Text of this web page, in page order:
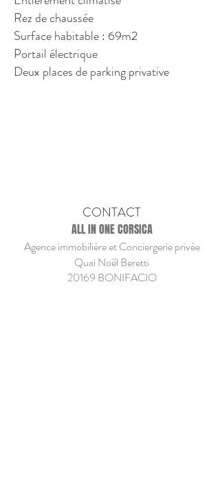
Rez de chaussée
Surface habitable : 69m2
Portail électrique
Deux places de parking privative
CONTACT
ALL IN ONE CORSICA
Agence immobilière et Conciergerie privée
Quai Noël Beretti
20169 BONIFACIO